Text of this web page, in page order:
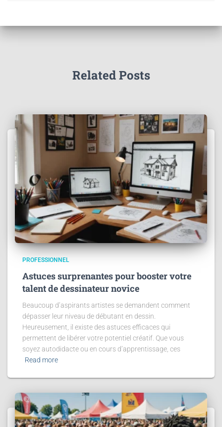
Related Posts
PROFESSIONNEL
Astuces surprenantes pour booster votre
talent de dessinateur novice
Beaucoup d’aspirants artistes se demandent comment
dépasser leur niveau de débutant en dessin.
Heureusement, il existe des astuces efficaces qui
permettent de libérer votre potentiel créatif. Que vous
soyez autodidacte ou en cours d’apprentissage, ces
Read more